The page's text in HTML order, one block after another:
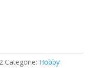
Categorie: Hobby